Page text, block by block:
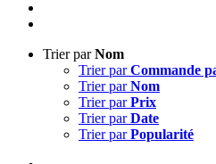
Trier parNom
Trier parCommande
Trier parNom
Trier parPrix
Trier parDate
Trier parPopularité